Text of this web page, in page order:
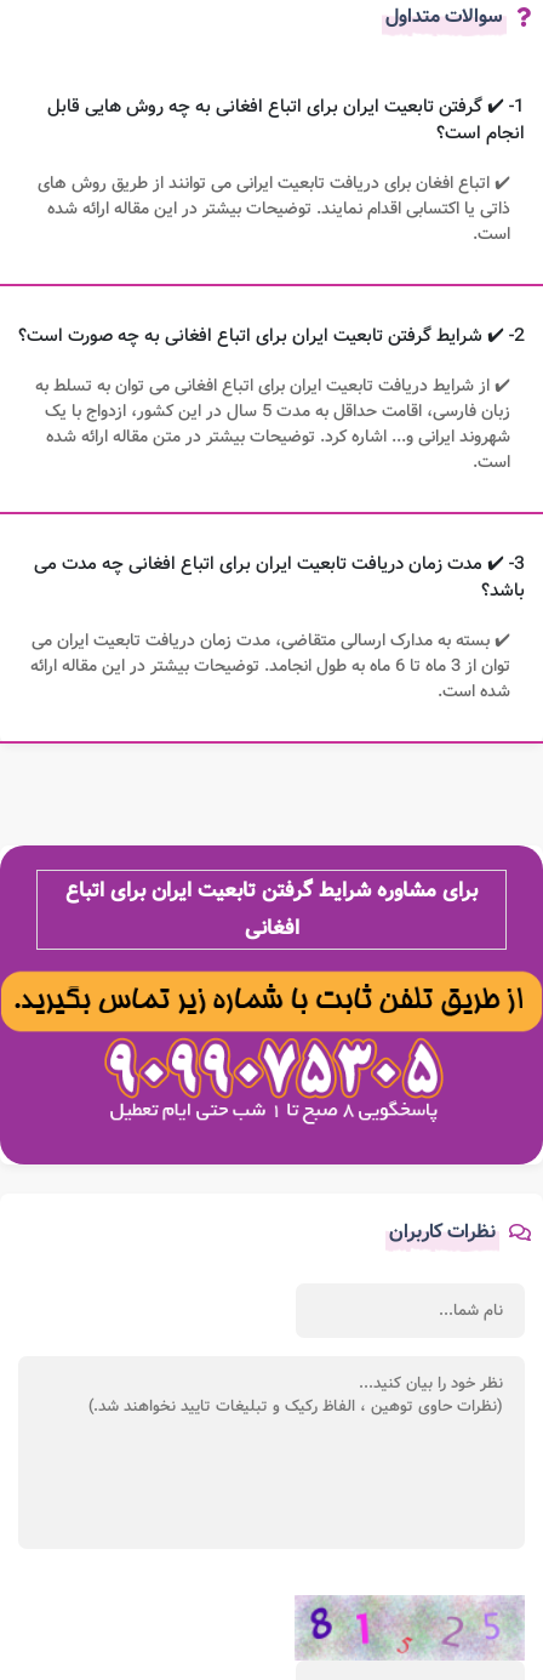
سوالات متداول
1- ✔️ گرفتن تابعیت ایران برای اتباع افغانی به چه روش هایی قابل
انجام است؟
✔️ اتباع افغان برای دریافت تابعیت ایرانی می توانند از طریق روش های
ذاتی یا اکتسابی اقدام نمایند. توضیحات بیشتر در این مقاله ارائه شده
است.
2- ✔️ شرایط گرفتن تابعیت ایران برای اتباع افغانی به چه صورت است؟
✔️ از شرایط دریافت تابعیت ایران برای اتباع افغانی می توان به تسلط به
زبان فارسی، اقامت حداقل به مدت 5 سال در این کشور، ازدواج با یک
شهروند ایرانی و... اشاره کرد. توضیحات بیشتر در متن مقاله ارائه شده
است.
3- ✔️ مدت زمان دریافت تابعیت ایران برای اتباع افغانی چه مدت می
باشد؟
✔️ بسته به مدارک ارسالی متقاضی، مدت زمان دریافت تابعیت ایران می
توان از 3 ماه تا 6 ماه به طول انجامد. توضیحات بیشتر در این مقاله ارائه
شده است.
برای مشاوره شرایط گرفتن تابعیت ایران برای اتباع
افغانی
نظرات کاربران